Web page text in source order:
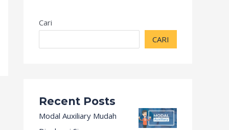
Cari
CARI
Recent Posts
Modal Auxiliary Mudah